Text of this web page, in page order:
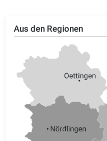
Aus den Regionen